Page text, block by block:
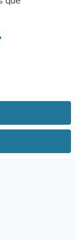
necesarios
la historia clínica
una base
elaborada